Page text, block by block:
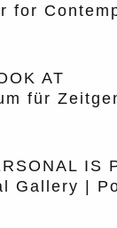
for
AT
für
IS
Gallery |